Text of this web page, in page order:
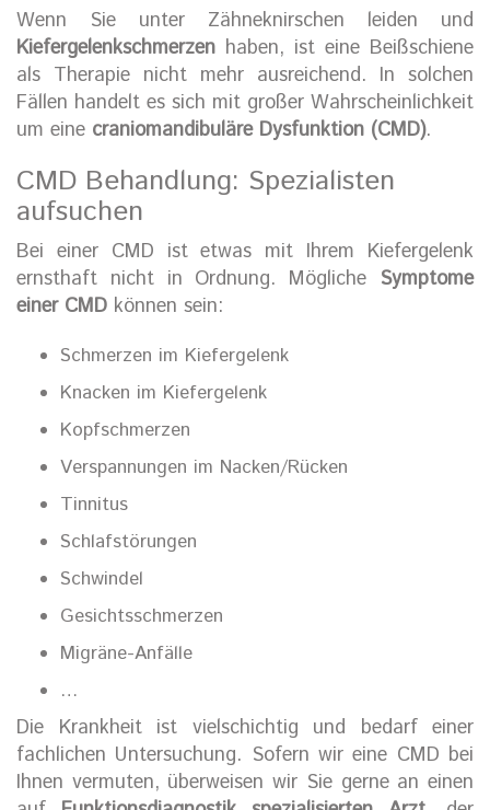
Wenn Sie unter Zähneknirschen leiden und
Kiefergelenkschmerzen haben, ist eine Beißschiene
als Therapie nicht mehr ausreichend. In solchen
Fällen handelt es sich mit großer Wahrscheinlichkeit
um eine craniomandibuläre Dysfunktion (CMD).
CMD Behandlung: Spezialisten
aufsuchen
Bei einer CMD ist etwas mit Ihrem Kiefergelenk
ernsthaft nicht in Ordnung. Mögliche Symptome
einer CMD können sein:
Schmerzen im Kiefergelenk
Knacken im Kiefergelenk
Kopfschmerzen
Verspannungen im Nacken/Rücken
Tinnitus
Schlafstörungen
Schwindel
Gesichtsschmerzen
Migräne-Anfälle
…
Die Krankheit ist vielschichtig und bedarf einer
fachlichen Untersuchung. Sofern wir eine CMD bei
Ihnen vermuten, überweisen wir Sie gerne an einen